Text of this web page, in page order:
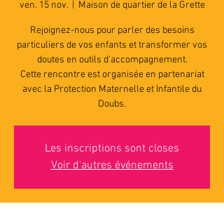
ven. 15 nov.
  |
Maison de quartier de la Grette
Rejoignez-nous pour parler des besoins
particuliers de vos enfants et transformer vos
doutes en outils d'accompagnement.
Cette rencontre est organisée en partenariat
avec la Protection Maternelle et Infantile du
Doubs.
Les inscriptions sont closes
Voir d'autres événements